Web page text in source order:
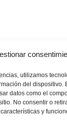
utilizamos
del dispositivo.
datos como el
No consentir o
y